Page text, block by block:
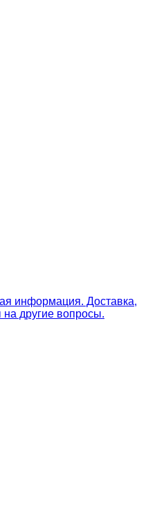
информация. Доставка,
другие вопросы.